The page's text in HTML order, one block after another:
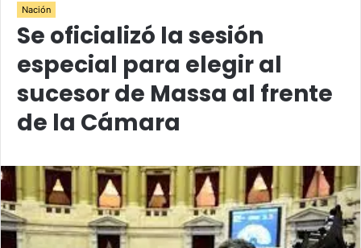
Nación
Se oficializó la sesión
especial para elegir al
sucesor de Massa al frente
de la Cámara